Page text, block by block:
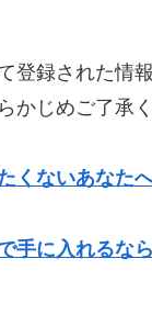
登録された情
じめご了承く
ないあなたへ
に入れるなら